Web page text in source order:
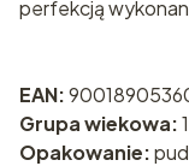
perfekcją
EAN:
Grupa wiekowa:
Opakowanie: